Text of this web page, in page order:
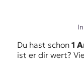
Du hast schon 1
ist er dir wert?